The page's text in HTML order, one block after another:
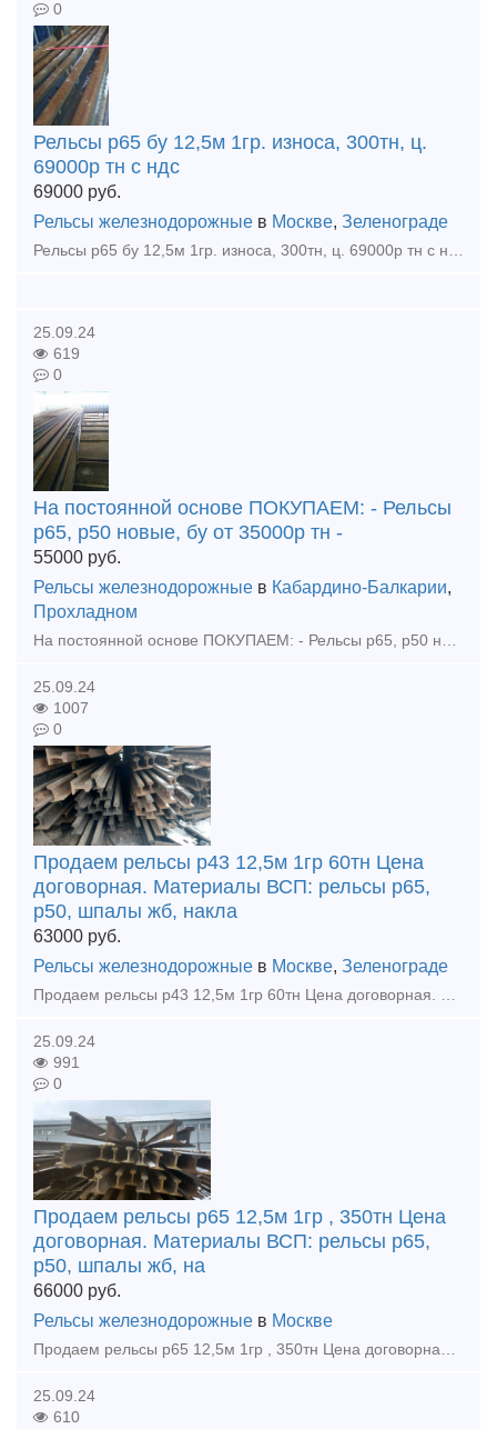
0
Рельсы р65 бу 12,5м 1гр. износа, 300тн, ц.
69000р тн с ндс
69000 руб.
Рельсы железнодорожные в Москве, Зеленограде
Рельсы р65 бу 12,5м 1гр. износа, 300тн, ц. 69000р тн с ндс С доставкой цена договорная. Покупаем любые материалы ВСП, вагонные запчасти во всех регионах РФ: рельсы, стрелочные переводы, подкладк
25.09.24
619
0
На постоянной основе ПОКУПАЕМ: - Рельсы
р65, р50 новые, бу от 35000р тн -
55000 руб.
Рельсы железнодорожные в Кабардино-Балкарии,
Прохладном
На постоянной основе ПОКУПАЕМ: - Рельсы р65, р50 новые, бу от 35000р тн - Накладка 1р65, 2р65 новая, бу от 40000р тн - Подкладка КБ65, КД65, КБ50, СК65, СД65, Д65, ДН6-65 новая, бу - Клемм
25.09.24
1007
0
Продаем рельсы р43 12,5м 1гр 60тн Цена
договорная. Материалы ВСП: рельсы р65,
р50, шпалы жб, накла
63000 руб.
Рельсы железнодорожные в Москве, Зеленограде
Продаем рельсы р43 12,5м 1гр 60тн Цена договорная. Материалы ВСП: рельсы р65, р50, шпалы жб, накладки 2р65, подкладка кб65, кд65, д65, сд65, ск65, дн6-65,болс клеммный,закладной,стыковой м27х160
25.09.24
991
0
Продаем рельсы р65 12,5м 1гр , 350тн Цена
договорная. Материалы ВСП: рельсы р65,
р50, шпалы жб, на
66000 руб.
Рельсы железнодорожные в Москве
Продаем рельсы р65 12,5м 1гр , 350тн Цена договорная. Материалы ВСП: рельсы р65, р50, шпалы жб, накладки 2р65, подкладка кб65, кд65, д65, сд65, ск65, дн6-65, тел. +79302110210 watsapp тел.
25.09.24
610